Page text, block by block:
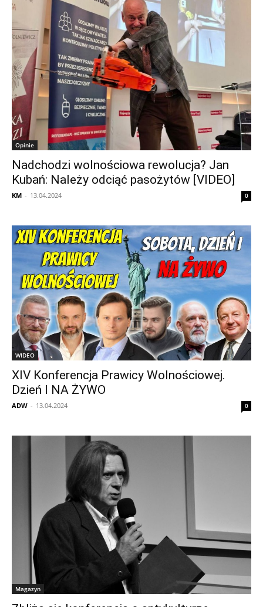
Opinie
Nadchodzi wolnościowa rewolucja? Jan
Kubań: Należy odciąć pasożytów [VIDEO]
KM - 13.04.2024 0
WIDEO
XIV Konferencja Prawicy Wolnościowej.
Dzień I NA ŻYWO
ADW - 13.04.2024 0
Magazyn